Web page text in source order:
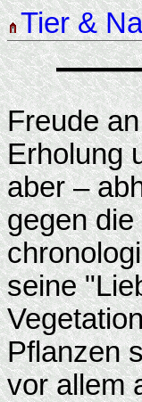
Tier &
Freude
Erholung
aber –
gegen
seine
Pflanzen
vor allem